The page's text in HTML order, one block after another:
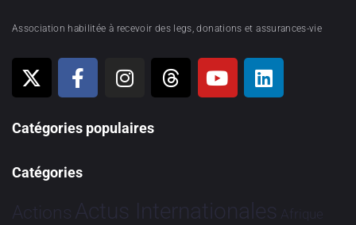
Association habilitée à recevoir des legs, donations et assurances-vie
Catégories populaires
Catégories
Actions Actus Internationales Afrique